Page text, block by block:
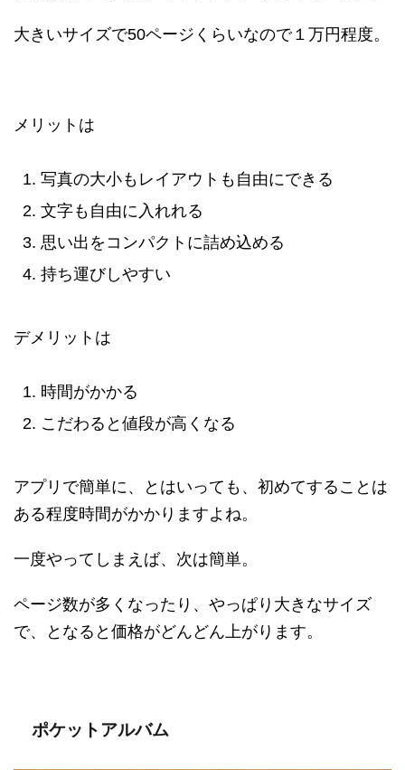
大きいサイズで50ページくらいなので１万円程度。
メリットは
写真の大小もレイアウトも自由にできる
文字も自由に入れれる
思い出をコンパクトに詰め込める
持ち運びしやすい
デメリットは
時間がかかる
こだわると値段が高くなる
アプリで簡単に、とはいっても、初めてすることは
ある程度時間がかかりますよね。
一度やってしまえば、次は簡単。
ページ数が多くなったり、やっぱり大きなサイズ
で、となると価格がどんどん上がります。
ポケットアルバム